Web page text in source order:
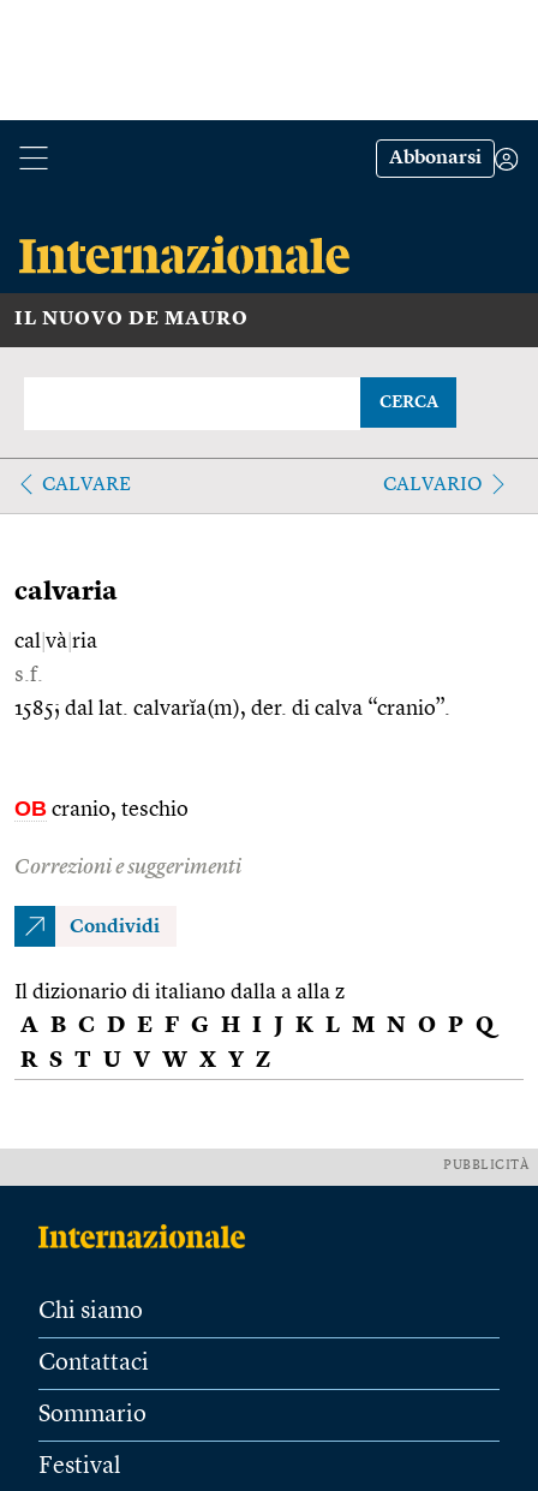
Abbonarsi
IL NUOVO DE MAURO
CERCA
CALVARE CALVARIO
calvaria
cal và ria
s.f.
1585; dal lat. calvarĭa(m), der. di calva “cranio”.
OB cranio, teschio
Correzioni e suggerimenti
Condividi
Il dizionario di italiano dalla a alla z
A B C D E F G H I J K L M N O P Q
R S T U V W X Y Z
PUBBLICITÀ
Chi siamo
Contattaci
Sommario
Festival